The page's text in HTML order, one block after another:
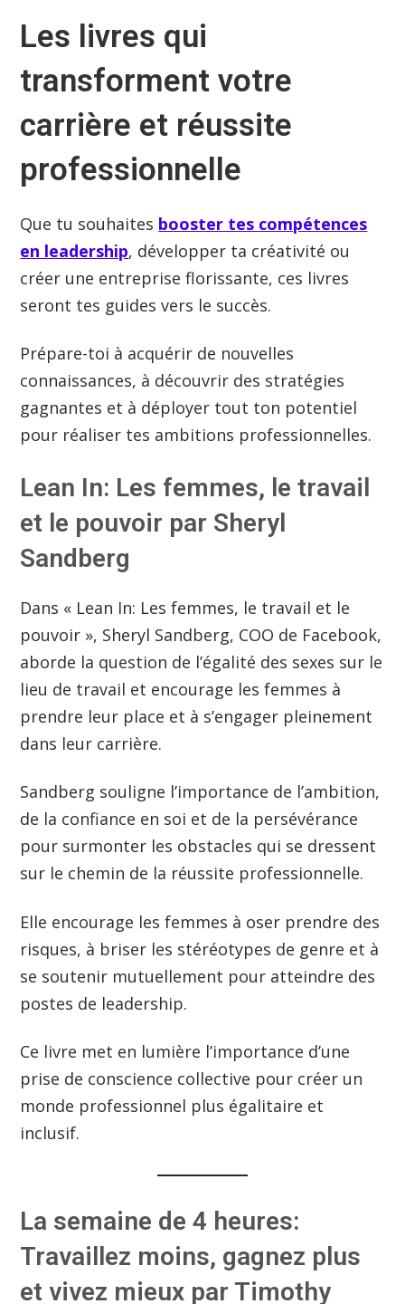
Les livres qui
transforment votre
carrière et réussite
professionnelle
Que tu souhaites booster tes compétences
en leadership, développer ta créativité ou
créer une entreprise florissante, ces livres
seront tes guides vers le succès.
Prépare-toi à acquérir de nouvelles
connaissances, à découvrir des stratégies
gagnantes et à déployer tout ton potentiel
pour réaliser tes ambitions professionnelles.
Lean In: Les femmes, le travail
et le pouvoir par Sheryl
Sandberg
Dans « Lean In: Les femmes, le travail et le
pouvoir », Sheryl Sandberg, COO de Facebook,
aborde la question de l’égalité des sexes sur le
lieu de travail et encourage les femmes à
prendre leur place et à s’engager pleinement
dans leur carrière.
Sandberg souligne l’importance de l’ambition,
de la confiance en soi et de la persévérance
pour surmonter les obstacles qui se dressent
sur le chemin de la réussite professionnelle.
Elle encourage les femmes à oser prendre des
risques, à briser les stéréotypes de genre et à
se soutenir mutuellement pour atteindre des
postes de leadership.
Ce livre met en lumière l’importance d’une
prise de conscience collective pour créer un
monde professionnel plus égalitaire et
inclusif.
La semaine de 4 heures:
Travaillez moins, gagnez plus
et vivez mieux par Timothy